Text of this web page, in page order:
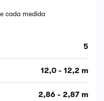
cada medida
5
12,0 - 12,2 m
2,86 - 2,87 m